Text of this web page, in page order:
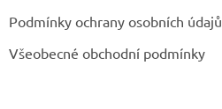
Podmínky ochrany osobních údajů
Všeobecné obchodní podmínky